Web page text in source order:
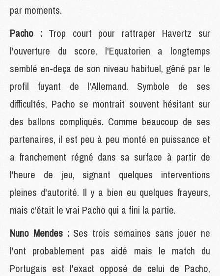
par moments.
Pacho : Trop court pour rattraper Havertz sur
l'ouverture du score, l'Equatorien a longtemps
semblé en-deça de son niveau habituel, gêné par le
profil fuyant de l'Allemand. Symbole de ses
difficultés, Pacho se montrait souvent hésitant sur
des ballons compliqués. Comme beaucoup de ses
partenaires, il est peu à peu monté en puissance et
a franchement régné dans sa surface à partir de
l'heure de jeu, signant quelques interventions
pleines d'autorité. Il y a bien eu quelques frayeurs,
mais c'était le vrai Pacho qui a fini la partie.
Nuno Mendes : Ses trois semaines sans jouer ne
l'ont probablement pas aidé mais le match du
Portugais est l'exact opposé de celui de Pacho,